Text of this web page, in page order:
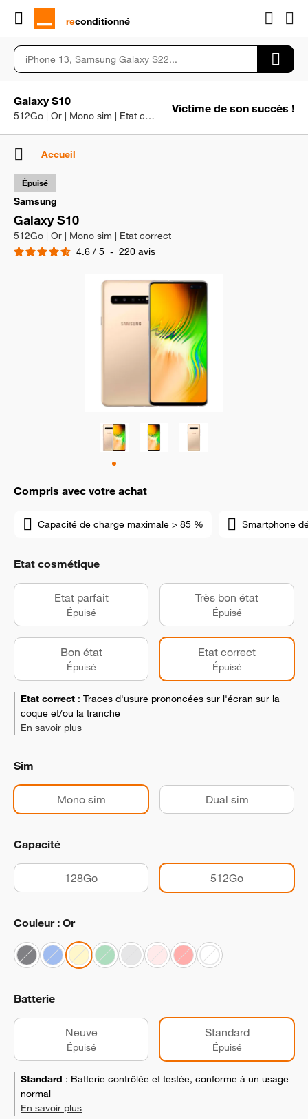
rɘconditionné
Galaxy S10
512Go | Or | Mono sim | Etat correct
Victime de son succès !
Accueil
Samsung
Galaxy S10
512Go | Or | Mono sim | Etat correct
4.6 / 5 - 220 avis
Épuisé
Compris avec votre achat
Capacité de charge maximale > 85 % Smartphone
Etat cosmétique
Etat parfait
Épuisé
Très bon état
Épuisé
Bon état
Épuisé
Etat correct
Épuisé
Etat correct : Traces d'usure prononcées sur l'écran sur la
coque et/ou la tranche
En savoir plus
Sim
Mono sim Dual sim
Capacité
128Go 512Go
Couleur : Or
Batterie
Neuve
Épuisé
Standard
Épuisé
Standard : Batterie contrôlée et testée, conforme à un usage
normal
En savoir plus